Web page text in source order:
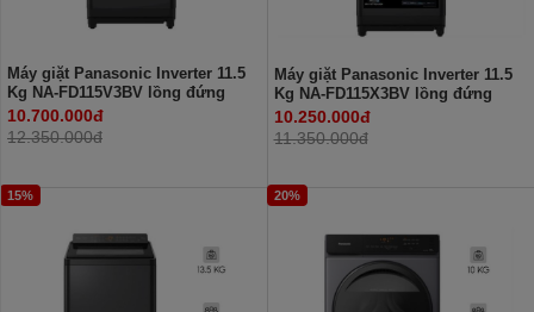
Máy giặt Panasonic Inverter 11.5
Kg NA-FD115V3BV lồng đứng
10.700.000đ
12.350.000đ
Máy giặt Panasonic Inverter 11.5
Kg NA-FD115X3BV lồng đứng
10.250.000đ
11.350.000đ
15% 20%